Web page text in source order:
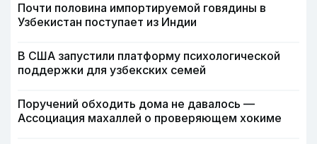
Почти половина импортируемой говядины в
Узбекистан поступает из Индии
В США запустили платформу психологической
поддержки для узбекских семей
Поручений обходить дома не давалось —
Ассоциация махаллей о проверяющем хокиме